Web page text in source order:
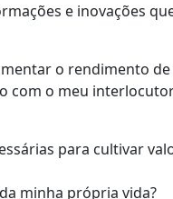
e inovações
o rendimento
com o meu
para cultivar
minha própria vida?